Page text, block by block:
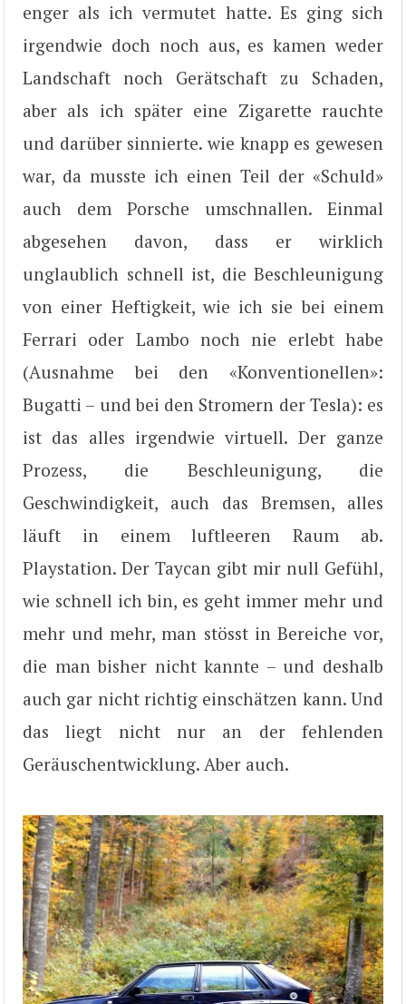
enger als ich vermutet hatte. Es ging sich
irgendwie doch noch aus, es kamen weder
Landschaft noch Gerätschaft zu Schaden,
aber als ich später eine Zigarette rauchte
und darüber sinnierte. wie knapp es gewesen
war, da musste ich einen Teil der «Schuld»
auch dem Porsche umschnallen. Einmal
abgesehen davon, dass er wirklich
unglaublich schnell ist, die Beschleunigung
von einer Heftigkeit, wie ich sie bei einem
Ferrari oder Lambo noch nie erlebt habe
(Ausnahme bei den «Konventionellen»:
Bugatti – und bei den Stromern der Tesla): es
ist das alles irgendwie virtuell. Der ganze
Prozess, die Beschleunigung, die
Geschwindigkeit, auch das Bremsen, alles
läuft in einem luftleeren Raum ab.
Playstation. Der Taycan gibt mir null Gefühl,
wie schnell ich bin, es geht immer mehr und
mehr und mehr, man stösst in Bereiche vor,
die man bisher nicht kannte – und deshalb
auch gar nicht richtig einschätzen kann. Und
das liegt nicht nur an der fehlenden
Geräuschentwicklung. Aber auch.